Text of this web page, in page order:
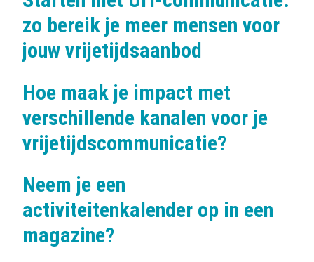
zo bereik je meer mensen voor
jouw vrijetijdsaanbod
Hoe maak je impact met
verschillende kanalen voor je
vrijetijdscommunicatie?
Neem je een
activiteitenkalender op in een
magazine?